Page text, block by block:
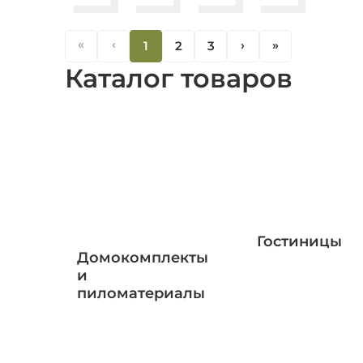
« ‹ 1 2 3 ‹ «
Каталог товаров
Домокомплекты
и
пиломатериалы
Гостиницы